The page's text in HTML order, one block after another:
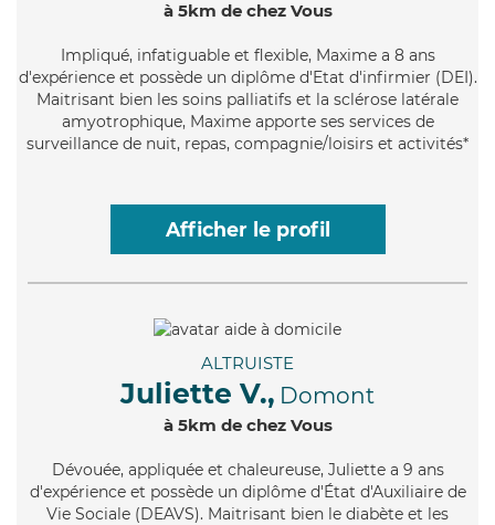
à 5km de chez Vous
Impliqué, infatiguable et flexible, Maxime a 8 ans
d'expérience et possède un diplôme d'Etat d'infirmier (DEI).
Maitrisant bien les soins palliatifs et la sclérose latérale
amyotrophique, Maxime apporte ses services de
surveillance de nuit, repas, compagnie/loisirs et activités*
Afficher le profil
ALTRUISTE
Juliette V., Domont
à 5km de chez Vous
Dévouée, appliquée et chaleureuse, Juliette a 9 ans
d'expérience et possède un diplôme d'État d'Auxiliaire de
Vie Sociale (DEAVS). Maitrisant bien le diabète et les